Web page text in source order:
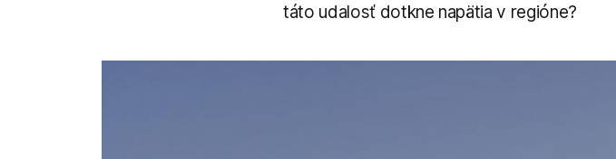
táto udalosť dotkne napätia v regióne?